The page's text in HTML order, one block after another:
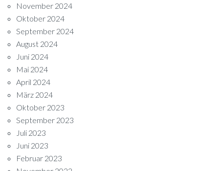
November 2024
Oktober 2024
September 2024
August 2024
Juni 2024
Mai 2024
April 2024
März 2024
Oktober 2023
September 2023
Juli 2023
Juni 2023
Februar 2023